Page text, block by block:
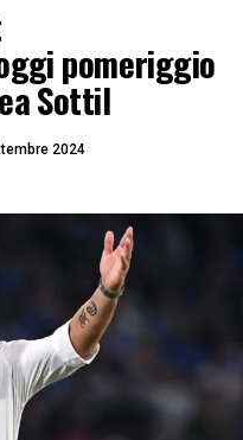
pomeriggio
Sottil
2024